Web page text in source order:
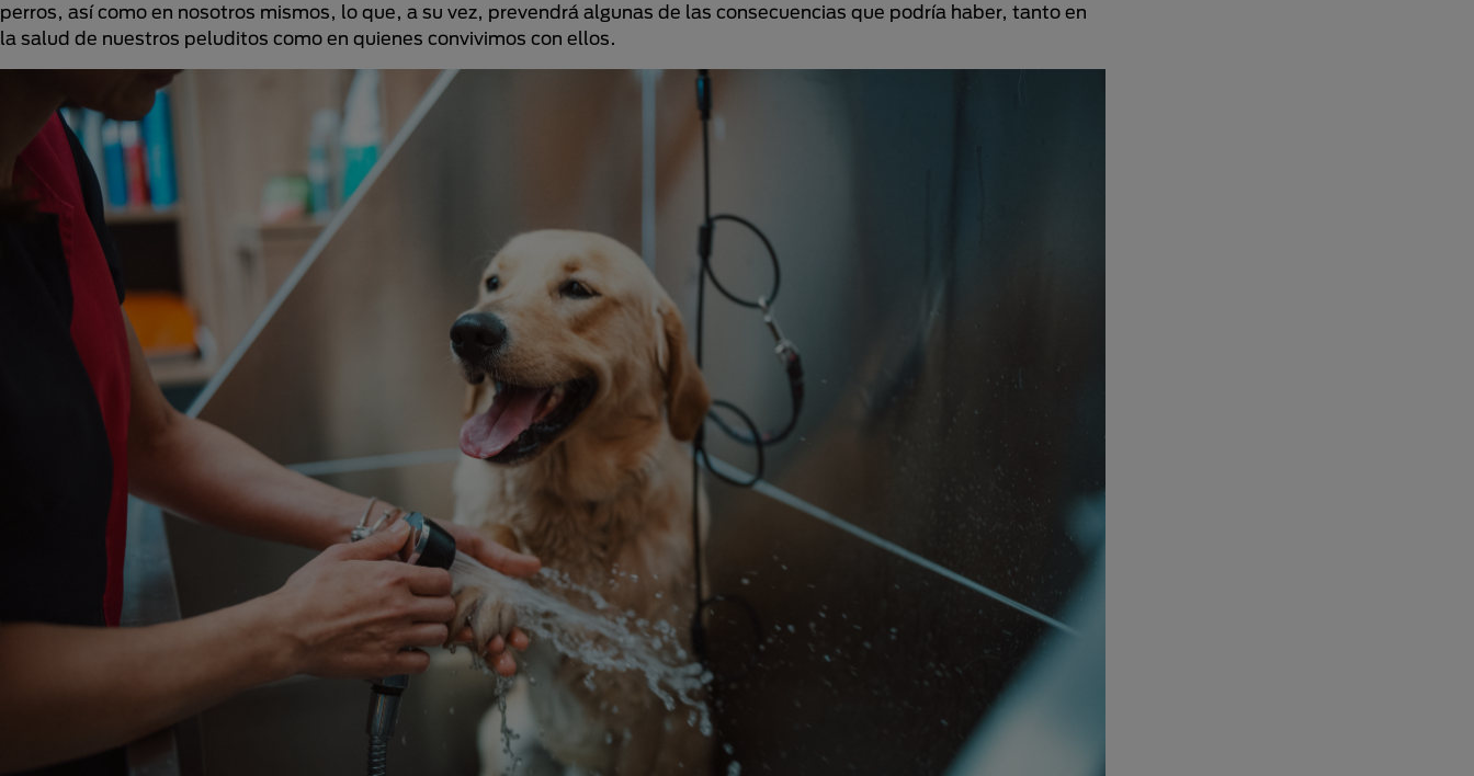
perros, así como en nosotros mismos, lo que, a su vez, prevendrá algunas de las consecuencias que podría haber, tanto en
la salud de nuestros peluditos como en quienes convivimos con ellos.